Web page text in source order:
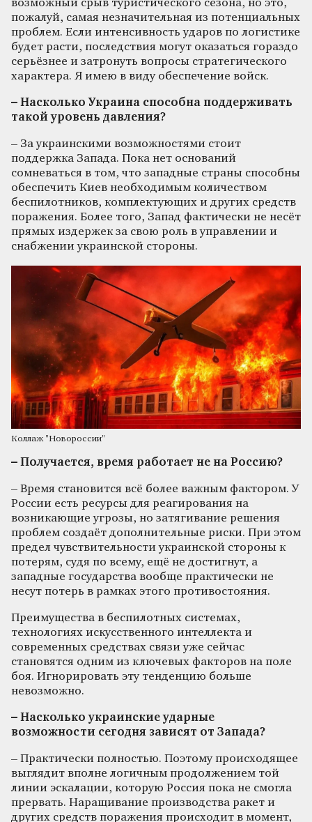
возможный срыв туристического сезона, но это,
пожалуй, самая незначительная из потенциальных
проблем. Если интенсивность ударов по логистике
будет расти, последствия могут оказаться гораздо
серьёзнее и затронуть вопросы стратегического
характера. Я имею в виду обеспечение войск.
– Насколько Украина способна поддерживать
такой уровень давления?
– За украинскими возможностями стоит
поддержка Запада. Пока нет оснований
сомневаться в том, что западные страны способны
обеспечить Киев необходимым количеством
беспилотников, комплектующих и других средств
поражения. Более того, Запад фактически не несёт
прямых издержек за свою роль в управлении и
снабжении украинской стороны.
Коллаж "Новороссии"
– Получается, время работает не на Россию?
– Время становится всё более важным фактором. У
России есть ресурсы для реагирования на
возникающие угрозы, но затягивание решения
проблем создаёт дополнительные риски. При этом
предел чувствительности украинской стороны к
потерям, судя по всему, ещё не достигнут, а
западные государства вообще практически не
несут потерь в рамках этого противостояния.
Преимущества в беспилотных системах,
технологиях искусственного интеллекта и
современных средствах связи уже сейчас
становятся одним из ключевых факторов на поле
боя. Игнорировать эту тенденцию больше
невозможно.
– Насколько украинские ударные
возможности сегодня зависят от Запада?
– Практически полностью. Поэтому происходящее
выглядит вполне логичным продолжением той
линии эскалации, которую Россия пока не смогла
прервать. Наращивание производства ракет и
других средств поражения происходит в момент,